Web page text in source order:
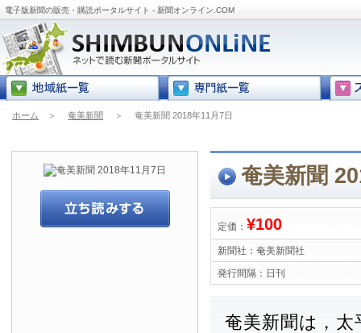
電子版新聞の販売・購読ポータルサイト - 新聞オンライン.COM
ホーム ＞ 奄美新聞 ＞ 奄美新聞 2018年11月7日
奄美新聞
定価： ¥100
新聞社： 奄美新聞社
発行間隔： 日刊
奄美新聞は，